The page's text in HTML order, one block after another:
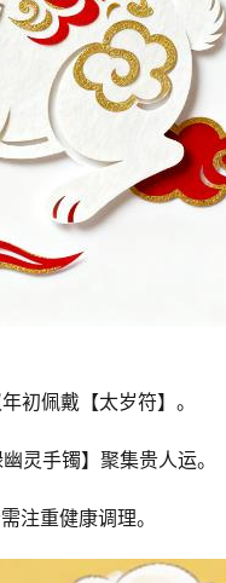
初佩戴【太岁符】。
灵手镯】聚集贵人运。
注重健康调理。